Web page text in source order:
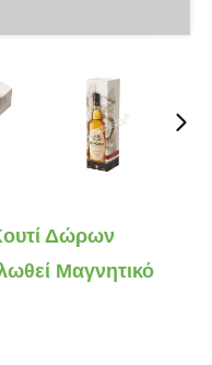
Δώρων
Μαγνητικό